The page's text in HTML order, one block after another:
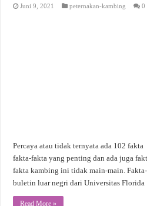
Juni 9, 2021 peternakan-kambing 0
Percaya atau tidak ternyata ada 102
fakta-fakta yang penting dan ada juga
fakta kambing ini tidak main-main.
buletin luar negri dari Universitas
Read More »